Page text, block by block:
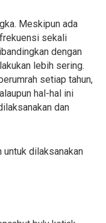
Meskipun ada
sekali
dengan
lebih sering.
setiap tahun,
hal-hal ini
dan
untuk dilaksanakan